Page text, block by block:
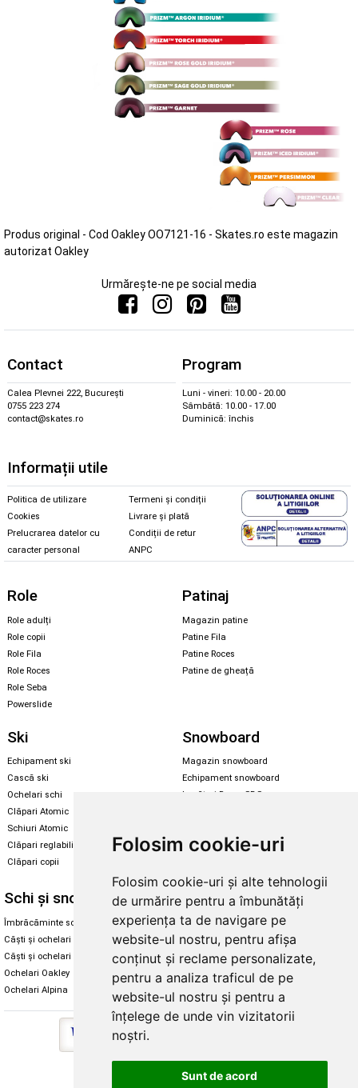
Folosim cookie-uri
Folosim cookie-uri și alte tehnologii
de urmărire pentru a îmbunătăți
experiența ta de navigare pe
website-ul nostru, pentru afișa
conținut și reclame personalizate,
pentru a analiza traficul de pe
website-ul nostru și pentru a
înțelege de unde vin vizitatorii
noștri.
Sunt de acord
Produs original - Cod Oakley OO7121-16 - Skates.ro este magazin
autorizat Oakley
Urmărește-ne pe social media
Contact
Calea Plevnei 222, București
0755 223 274
contact@skates.ro
Program
Luni - vineri: 10.00 - 20.00
Sâmbătă: 10.00 - 17.00
Duminică: închis
Informații utile
Politica de utilizare
Cookies
Prelucrarea datelor cu
caracter personal
Termeni și condiții
Livrare și plată
Condiții de retur
ANPC
Role
Role adulți
Role copii
Role Fila
Role Roces
Role Seba
Powerslide
Patinaj
Magazin patine
Patine Fila
Patine Roces
Patine de gheață
Ski
Echipament ski
Cască ski
Ochelari schi
Clăpari Atomic
Schiuri Atomic
Clăpari reglabili
Clăpari copii
Snowboard
Magazin snowboard
Echipament snowboard
Legături Rome SDS
Santa Cruz
Schi și snowboard
Îmbrăcăminte schi și snowboard
Căști și ochelari de iarnă
Căști și ochelari Alpina
Ochelari Oakley
Ochelari Alpina
Diverse
Cum aleg rolele
Cum aleg ochelarii
Ochelari de soare Oakley
Ochelari de soare Alpina
Intretinere manusi
Copyright © 2026 Skates.ro | SC Zmart Skating SRL